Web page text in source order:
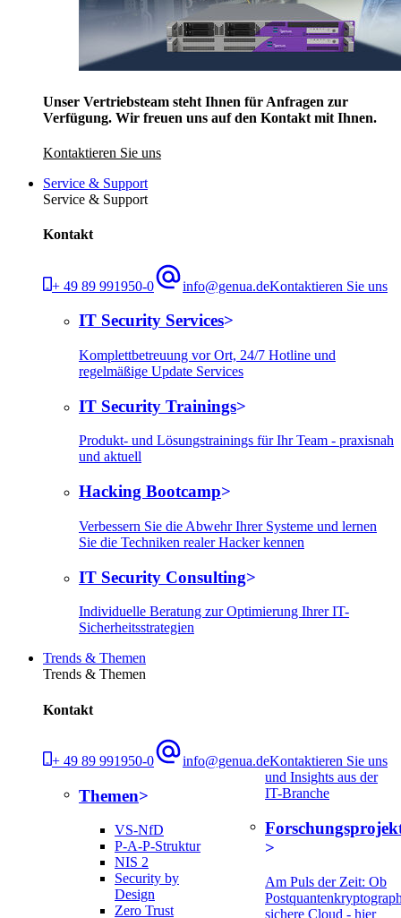
Unser Vertriebsteam steht Ihnen für Anfragen zur
Verfügung. Wir freuen uns auf den Kontakt mit Ihnen.
Kontaktieren Sie uns
Service & Support
Service & Support
Kontakt
+ 49 89 991950-0 info@genua.deKontaktieren Sie uns
IT Security Services
Komplettbetreuung vor Ort, 24/7 Hotline und
regelmäßige Update Services
IT Security Trainings
Produkt- und Lösungstrainings für Ihr Team - praxisnah
und aktuell
Hacking Bootcamp
Verbessern Sie die Abwehr Ihrer Systeme und lernen
Sie die Techniken realer Hacker kennen
IT Security Consulting
Individuelle Beratung zur Optimierung Ihrer IT-
Sicherheitsstrategien
Trends & Themen
Trends & Themen
Kontakt
+ 49 89 991950-0 info@genua.deKontaktieren Sie uns
Themen
VS-NfD
P-A-P-Struktur
NIS 2
Security by
Design
Zero Trust
und Insights aus der
IT-Branche
Am Puls der Zeit: Ob
sichere Cloud - hier